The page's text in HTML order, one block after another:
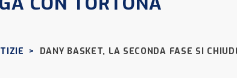
>
DANY BASKET, LA SECONDA FASE SI